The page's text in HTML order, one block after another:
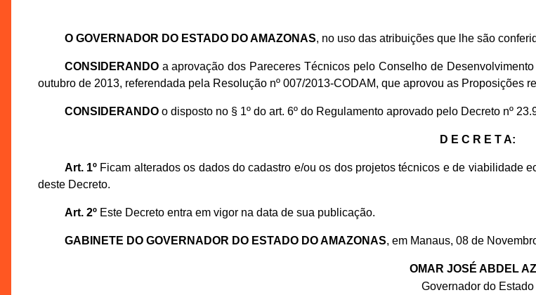
O GOVERNADOR DO ESTADO DO AMAZONAS, no uso das atribuições que lhe são
CONSIDERANDOa aprovação dos Pareceres Técnicos pelo Conselho de
outubro de 2013, referendada pela Resolução nº 007/2013-CODAM, que aprovou as Proposições
CONSIDERANDOo disposto no § 1º do art. 6º do Regulamento aprovado pelo Decreto nº
D E C R E T A:
Art. 1ºFicam alterados os dados do cadastro e/ou os dos projetos técnicos e de viabilidade
deste Decreto.
Art. 2ºEste Decreto entra em vigor na data de sua publicação.
GABINETE DO GOVERNADOR DO ESTADO DO AMAZONAS, em Manaus, 08 de
OMAR JOSÉ ABDEL
Governador do Estado